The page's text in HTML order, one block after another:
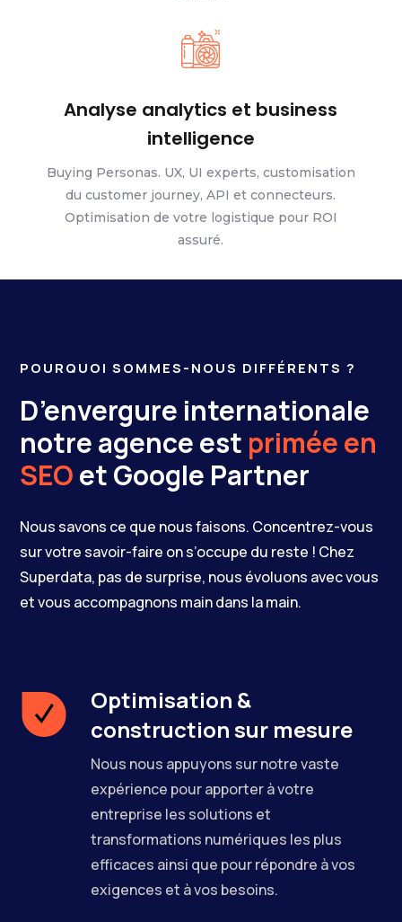
Analyse analytics et business
intelligence
Buying Personas. UX, UI experts, customisation
du customer journey, API et connecteurs.
Optimisation de votre logistique pour ROI
assuré.
POURQUOI SOMMES-NOUS DIFFÉRENTS ?
D’envergure internationale
notre agence est primée en
SEOet Google Partner
Nous savons ce que nous faisons. Concentrez-vous
sur votre savoir-faire on s’occupe du reste ! Chez
Superdata, pas de surprise, nous évoluons avec vous
et vous accompagnons main dans la main.
Optimisation &
construction sur mesure
Nous nous appuyons sur notre vaste
expérience pour apporter à votre
entreprise les solutions et
transformations numériques les plus
efficaces ainsi que pour répondre à vos
exigences et à vos besoins.